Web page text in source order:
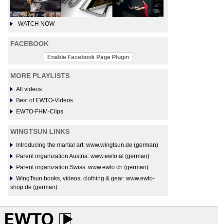
WATCH NOW
FACEBOOK
Enable Facebook Page Plugin
MORE PLAYLISTS
All videos
Best of EWTO-Videos
EWTO-FHM-Clips
WINGTSUN LINKS
Introducing the martial art: www.wingtsun.de (german)
Parent organization Austria: www.ewto.at (german)
Parent organization Swiss: www.ewto.ch (german)
WingTsun books, videos, clothing & gear: www.ewto-
shop.de (german)